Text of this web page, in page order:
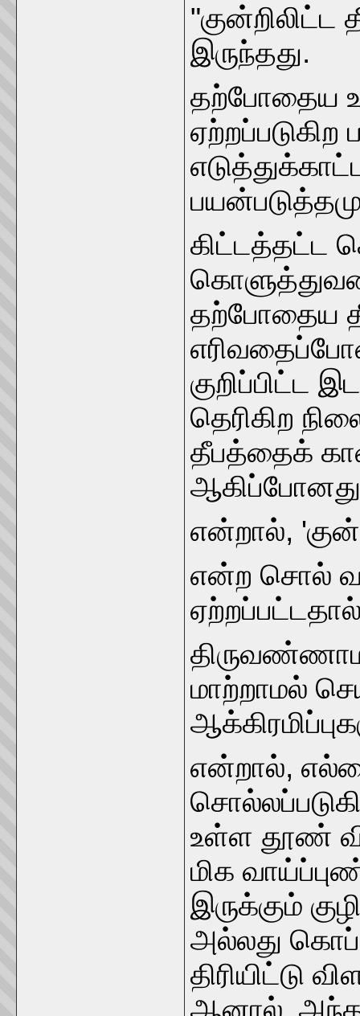
இருந்தது.
தற்போதைய
கிட்டத்தட்ட
தற்போதைய
குறிப்பிட்ட
தெரிகிற
தீபத்தைக்
என்றால்,
என்ற சொல்
மாற்றாமல்
என்றால்,
உள்ள தூண்
மிக
இருக்கும்
அல்லது
திரியிட்டு
ஆனால்,